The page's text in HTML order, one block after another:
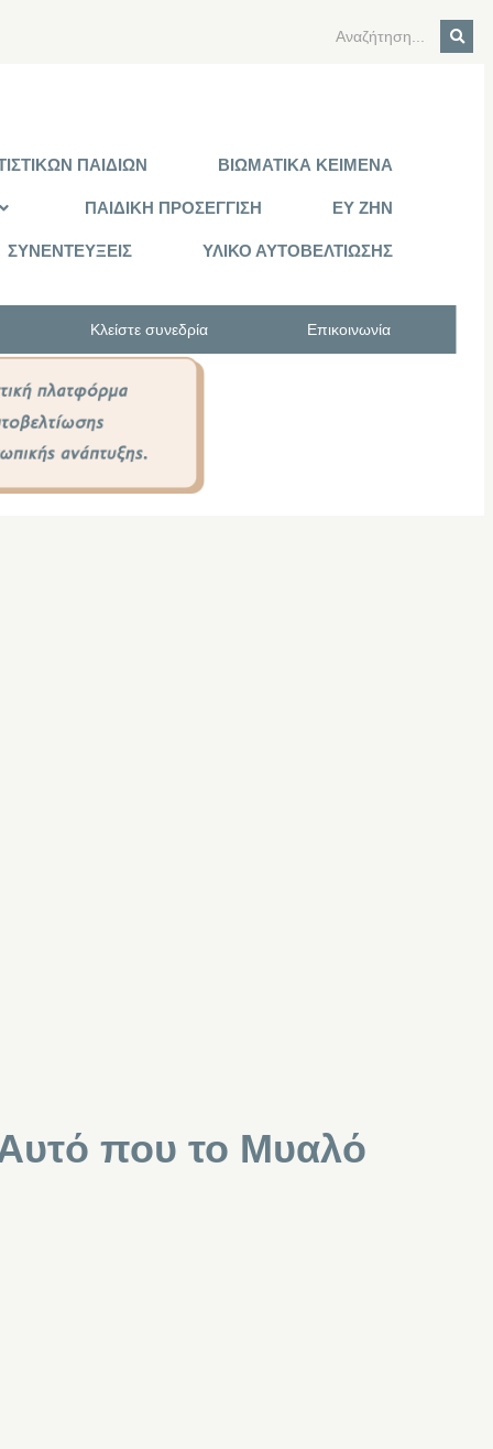
ΠΑΙΔΙΩΝ ΒΙΩΜΑΤΙΚΑ ΚΕΙΜΕΝΑ
ΠΑΙΔΙΚΗ ΠΡΟΣΕΓΓΙΣΗ ΕΥ ΖΗΝ
ΣΥΝΕΝΤΕΥΞΕΙΣ ΥΛΙΚΟ ΑΥΤΟΒΕΛΤΙΩΣΗΣ
Κλείστε συνεδρία Επικοινωνία
που το Μυαλό